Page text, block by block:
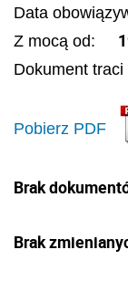
Data
Z mocą od:
Dokument traci
Pobierz PDF
Brak
Brak